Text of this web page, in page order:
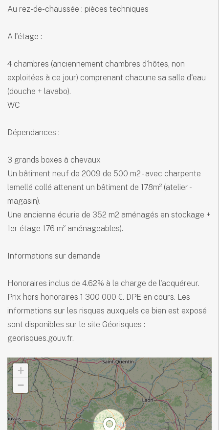
+
−
Au rez-de-chaussée : pièces techniques
A l'étage :
4 chambres (anciennement chambres d'hôtes, non
exploitées à ce jour) comprenant chacune sa salle d'eau
(douche + lavabo).
WC
Dépendances :
3 grands boxes à chevaux
Un bâtiment neuf de 2009 de 500 m2 - avec charpente
lamellé collé attenant un bâtiment de 178m² (atelier -
magasin).
Une ancienne écurie de 352 m2 aménagés en stockage +
1er étage 176 m² aménageables).
Informations sur demande
Honoraires inclus de 4.62% à la charge de l'acquéreur.
Prix hors honoraires 1 300 000 €. DPE en cours. Les
informations sur les risques auxquels ce bien est exposé
sont disponibles sur le site Géorisques :
georisques.gouv.fr.